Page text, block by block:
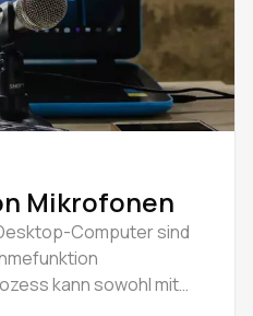
Mikrofonen
Computer sind
kann sowohl mit